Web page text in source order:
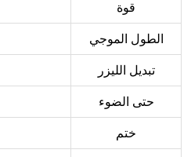
قوة
الطول الموجي
تبديل الليزر
حتى الضوء
ختم